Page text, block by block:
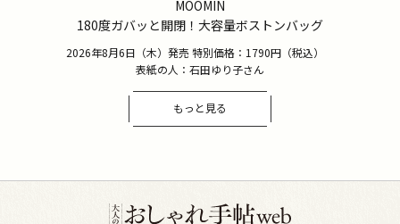
MOOMIN
180度ガバッと開閉！大容量ボストンバッグ
2026年8月6日（木）発売 特別価格：1790円（税込）
表紙の人：石田ゆり子さん
もっと見る